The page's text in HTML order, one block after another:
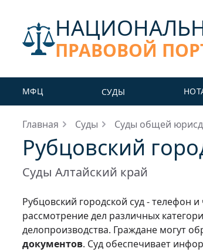
ПРАВОВОЙ
МФЦ СУДЫ
Главная Суды Суды общей
Рубцовский
Суды Алтайский край
Рубцовский городской суд -
рассмотрение дел различных
делопроизводства. Граждане могут
документов. Суд обеспечивает